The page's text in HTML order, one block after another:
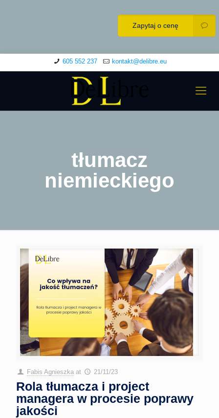
Zapytaj o cenę
605 552 237 kontakt@delibre.eu
tłumacz
niemieckiego
Fabis Agnieszka at 21/11/23
Rola tłumacza i project
managera w procesie poprawy
jakości